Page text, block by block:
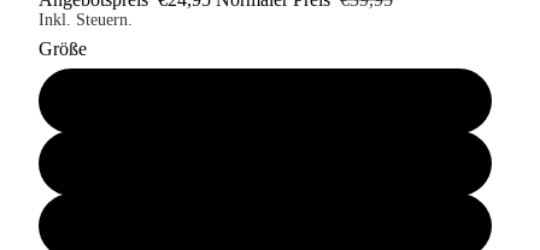
Inkl. Steuern.
Größe